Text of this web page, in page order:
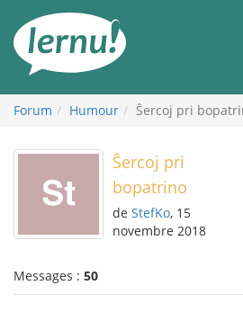
contenu
Forum Humour Ŝercoj pri
Ŝercoj pri
bopatrino
de StefKo, 15
novembre 2018
Messages : 50